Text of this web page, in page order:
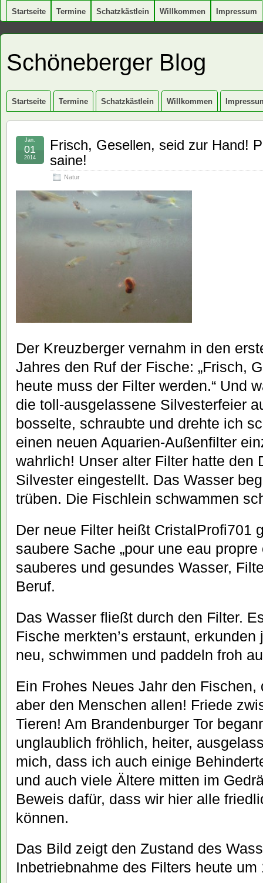
Startseite Termine Schatzkästlein Willkommen Impressum
Schöneberger Blog
Startseite Termine Schatzkästlein Willkommen
Frisch, Gesellen, seid zur Hand!
saine!
Natur
Jan.
01
2014
Der Kreuzberger vernahm in den
Jahres den Ruf der Fische: „Frisch,
heute muss der Filter werden.“ Und
die toll-ausgelassene Silvesterfeier
bosselte, schraubte und drehte ich
einen neuen Aquarien-Außenfilter
wahrlich! Unser alter Filter hatte den
Silvester eingestellt. Das Wasser
trüben. Die Fischlein schwammen
Der neue Filter heißt CristalProfi701
saubere Sache „pour une eau
sauberes und gesundes Wasser,
Beruf.
Das Wasser fließt durch den Filter.
Fische merkten’s erstaunt,
neu, schwimmen und paddeln froh
Ein Frohes Neues Jahr den Fischen,
aber den Menschen allen! Friede
Tieren! Am Brandenburger Tor
unglaublich fröhlich, heiter,
mich, dass ich auch einige
und auch viele Ältere mitten im
Beweis dafür, dass wir hier alle
können.
Das Bild zeigt den Zustand des
Inbetriebnahme des Filters heute um